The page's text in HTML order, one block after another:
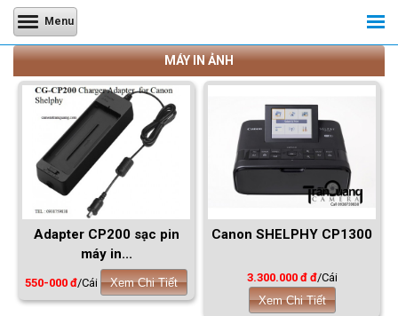
Menu
MÁY IN ẢNH
Adapter CP200 sạc pin
máy in...
550-000 đ/Cái Xem Chi Tiết
Canon SHELPHY CP1300
3.300.000 đ đ/Cái
Xem Chi Tiết